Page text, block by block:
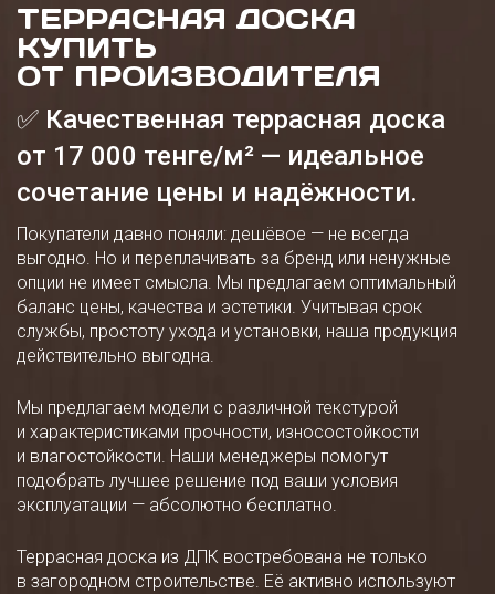
ТЕРРАСНАЯ ДОСКА
КУПИТЬ
ОТ ПРОИЗВОДИТЕЛЯ
✅ Качественная террасная доска
от 17 000 тенге/м² — идеальное
сочетание цены и надёжности.
Покупатели давно поняли: дешёвое — не всегда
выгодно. Но и переплачивать за бренд или ненужные
опции не имеет смысла. Мы предлагаем оптимальный
баланс цены, качества и эстетики. Учитывая срок
службы, простоту ухода и установки, наша продукция
действительно выгодна.
Мы предлагаем модели с различной текстурой
и характеристиками прочности, износостойкости
и влагостойкости. Наши менеджеры помогут
подобрать лучшее решение под ваши условия
эксплуатации — абсолютно бесплатно.
Террасная доска из ДПК востребована не только
в загородном строительстве. Её активно используют